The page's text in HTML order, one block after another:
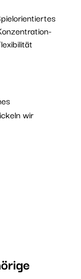
wir